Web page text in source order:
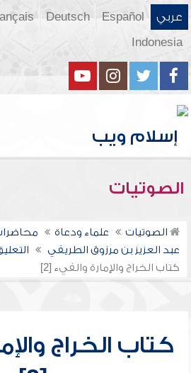
عربي Español
Deutsch
Indonesia
الصوتيات
الصوتيات علماء ودعاة
عبد العزيز بن مرزوق الطريفي
كتاب الخراج والإمارة والفيء [2]
كتاب الخراج